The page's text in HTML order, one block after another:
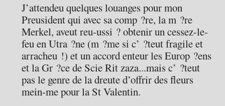
J’attendeu quelques louanges pour mon
Preusident qui avec sa comp ?re, la m ?re
Merkel, aveut reu-ussi ? obtenir un cessez-le-
feu en Utra ?ne (m ?me si c’ ?teut fragile et
arracheu !) et un accord enteur les Europ ?ens
et la Gr ?ce de Scie Rit zaza...mais c’ ?teut
pas le genre de la dreute d’offrir des fleurs
mein-me pour la St Valentin.